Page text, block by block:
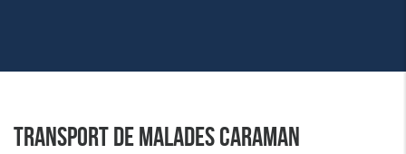
TRANSPORT DE MALADES CARAMAN